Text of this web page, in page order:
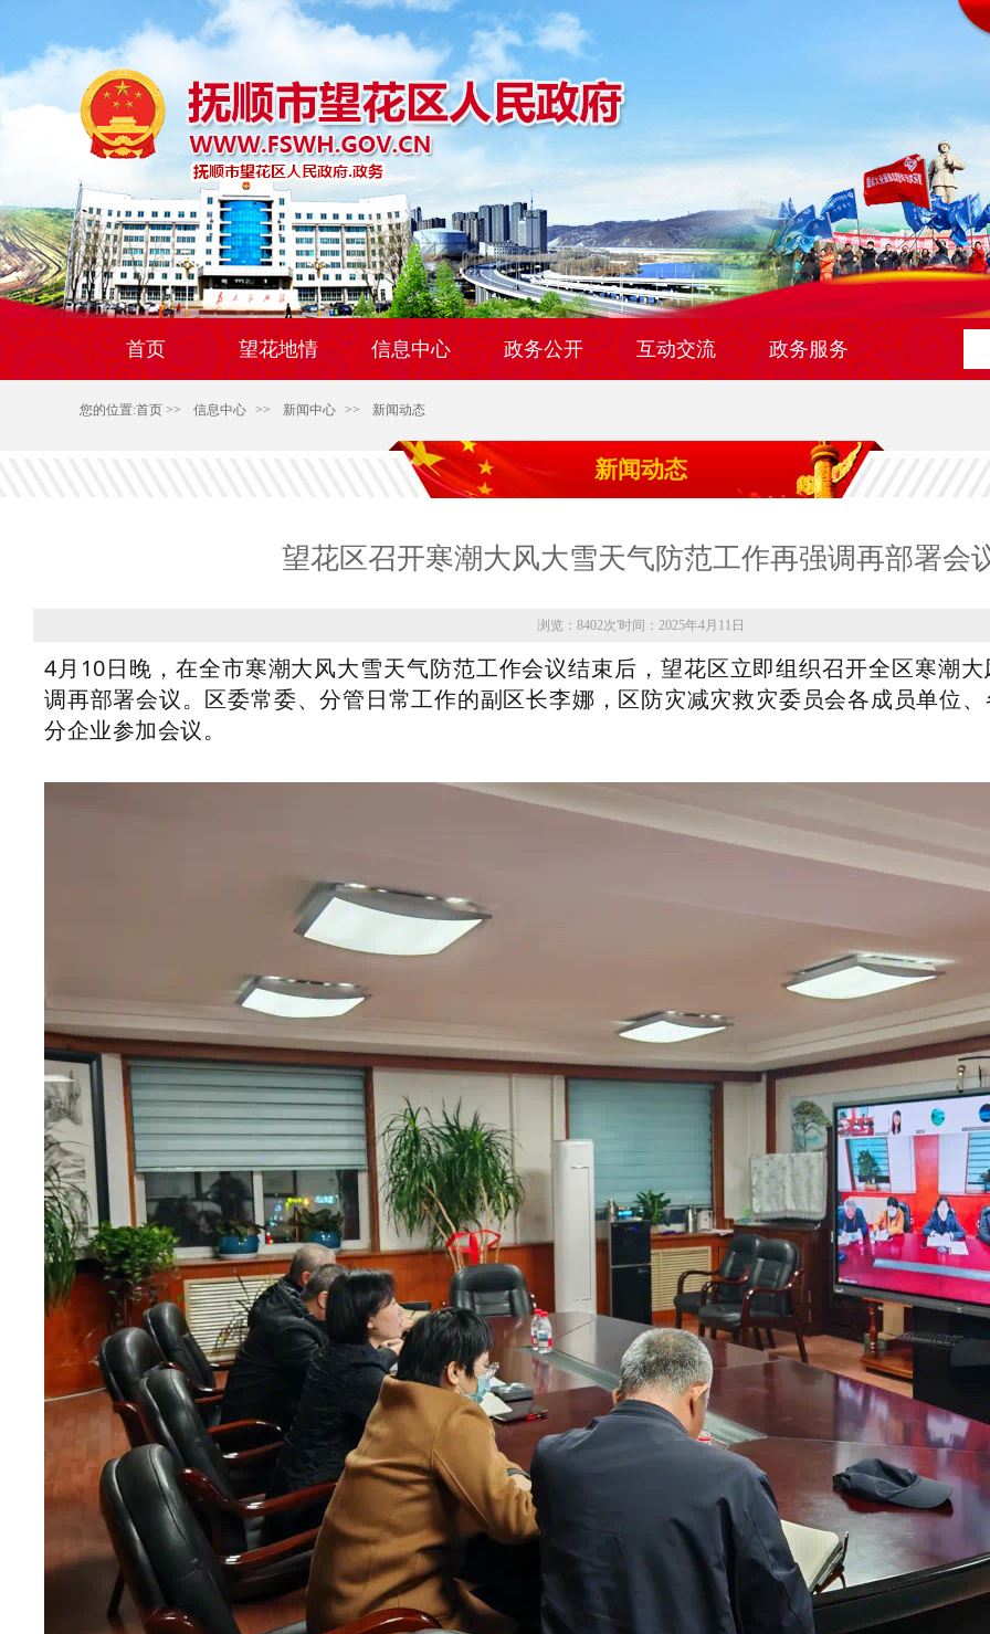
首页 望花地情 信息中心 政务公开 互动交流 政务服务
您的位置:首页 >> 信息中心 >> 新闻中心 >> 新闻动态
新闻动态
望花区召开寒潮大风大雪天气防范工作再强调再部署会
浏览：8402次'时间：2025年4月11日
4月10日晚，在全市寒潮大风大雪天气防范工作会议结束后，望花区立即组织召开全区寒潮
调再部署会议。区委常委、分管日常工作的副区长李娜，区防灾减灾救灾委员会各成员单位
分企业参加会议。